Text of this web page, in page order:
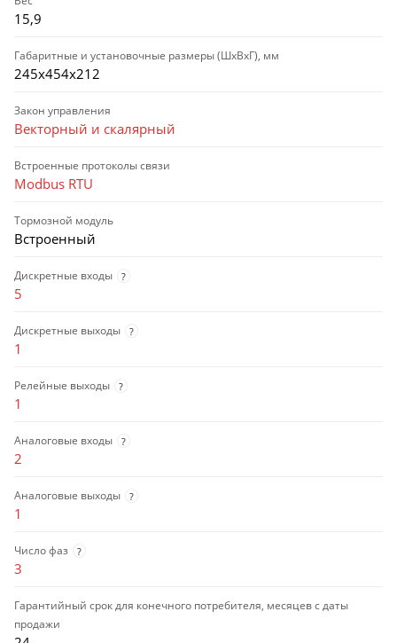
15,9
Габаритные и установочные размеры (ШхВхГ), мм
245х454х212
Закон управления
Векторный и скалярный
Встроенные протоколы связи
Modbus RTU
Тормозной модуль
Встроенный
Дискретные входы ?
5
Дискретные выходы ?
1
Релейные выходы ?
1
Аналоговые входы ?
2
Аналоговые выходы ?
1
Число фаз ?
3
Гарантийный срок для конечного потребителя, месяцев с даты
продажи